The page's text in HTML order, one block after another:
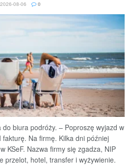
2026-08-06 0
biura podróży. – Poproszę wyjazd w
Na firmę. Kilka dni później
KSeF. Nazwa firmy się zgadza, NIP
przelot, hotel, transfer i wyżywienie.